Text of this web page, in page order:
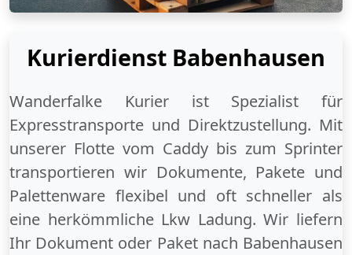
Kurierdienst Babenhausen
Wanderfalke Kurier ist Spezialist für
Expresstransporte und Direktzustellung. Mit
unserer Flotte vom Caddy bis zum Sprinter
transportieren wir Dokumente, Pakete und
Palettenware flexibel und oft schneller als
eine herkömmliche Lkw Ladung. Wir liefern
Ihr Dokument oder Paket nach Babenhausen